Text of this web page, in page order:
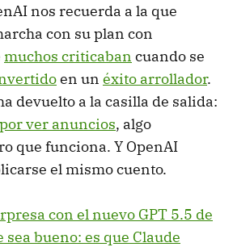
nos recuerda a la que
con su plan con
muchos criticaban cuando se
en un éxito arrollador.
devuelto a la casilla de salida:
ver anuncios, algo
que funciona. Y OpenAI
el mismo cuento.
con el nuevo GPT 5.5 de
sea bueno: es que Claude